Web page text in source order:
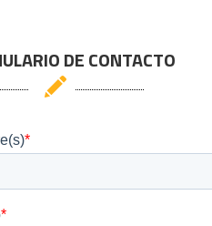
DE CONTACTO